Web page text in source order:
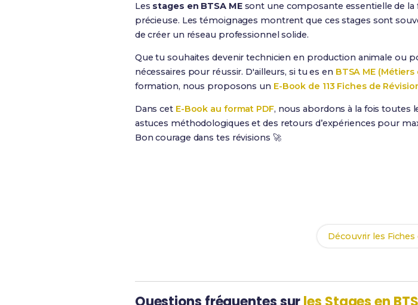
Les stages en BTSA MEsont une composante essentielle de la
précieuse. Les témoignages montrent que ces stages sont
de créer un réseau professionnel solide.
Que tu souhaites devenir technicien en production animale ou
nécessaires pour réussir. D'ailleurs, si tu es en BTSA ME
formation, nous proposons un E-Book de 113 Fiches de
Dans cet E-Book au format PDF, nous abordons à la fois toutes
astuces méthodologiques et des retours d’expériences pour
Bon courage dans tes révisions 🚀
Découvrir les Fiches